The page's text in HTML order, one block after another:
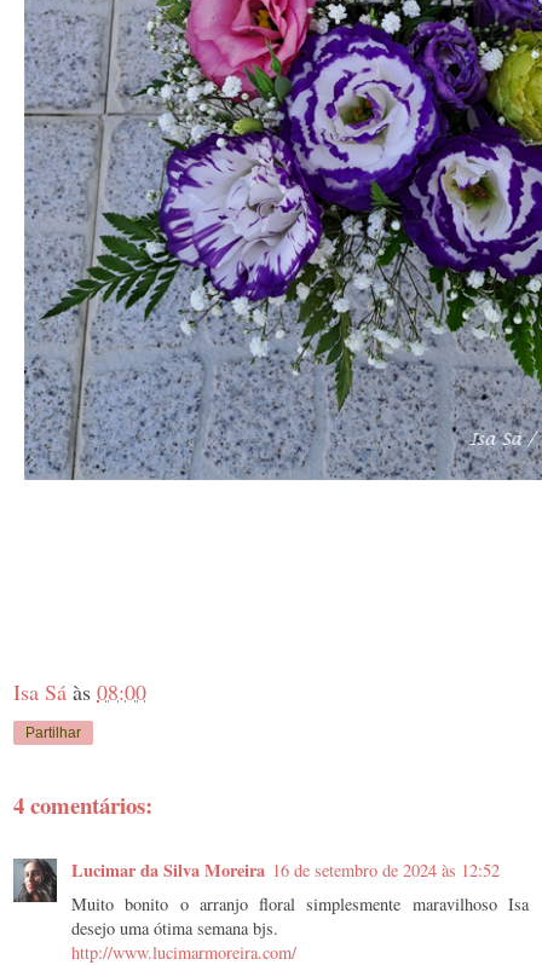
Isa Sá às 08:00
Partilhar
4 comentários:
Lucimar da Silva Moreira 16 de setembro de 2024 às 12:52
Muito bonito o arranjo floral simplesmente maravilhoso Isa
desejo uma ótima semana bjs.
http://www.lucimarmoreira.com/